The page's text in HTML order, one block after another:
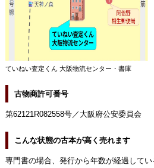
ていねい査定くん 大阪物流センター・書庫
古物商許可番号
第62121R082558号／大阪府公安委員会
こんな状態の古本が高く売れます
専門書の場合、発行から年数が経過して